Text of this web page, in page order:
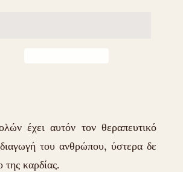
έχει αυτόν τον θεραπευτικό
του ανθρώπου, ύστερα δε
καρδίας.